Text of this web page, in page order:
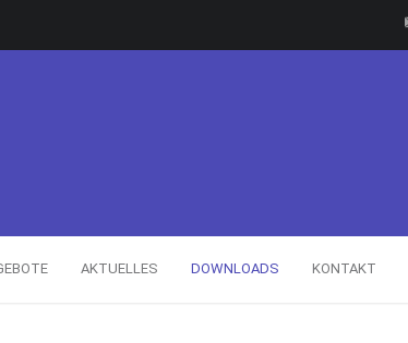
AKTUELLES DOWNLOADS KONTAKT